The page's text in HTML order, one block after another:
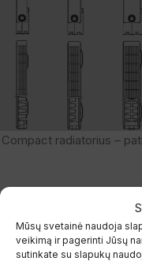
Mūsų svetainė naudoja
veikimą ir pagerinti Jūsų
sutinkate su slapukų
Compact radiatorius –
Gamybos
Compact radiatoriai
lakštinio plieno pagalEN
viršutines dekoratyvines